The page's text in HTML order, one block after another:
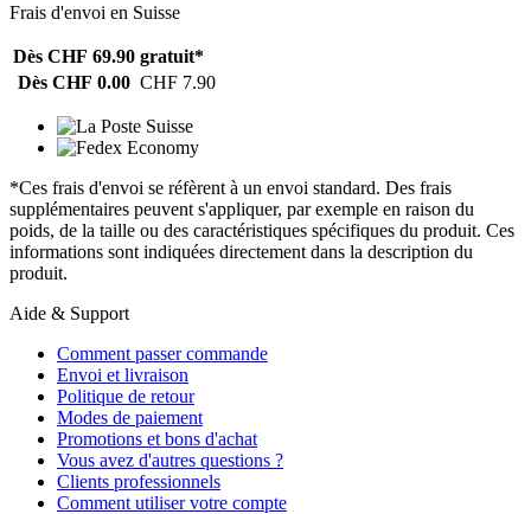
Frais d'envoi en Suisse
Dès CHF 69.90 gratuit*
Dès CHF 0.00 CHF 7.90
*Ces frais d'envoi se réfèrent à un envoi standard. Des frais
supplémentaires peuvent s'appliquer, par exemple en raison du
poids, de la taille ou des caractéristiques spécifiques du produit. Ces
informations sont indiquées directement dans la description du
produit.
Aide & Support
Comment passer commande
Envoi et livraison
Politique de retour
Modes de paiement
Promotions et bons d'achat
Vous avez d'autres questions ?
Clients professionnels
Comment utiliser votre compte